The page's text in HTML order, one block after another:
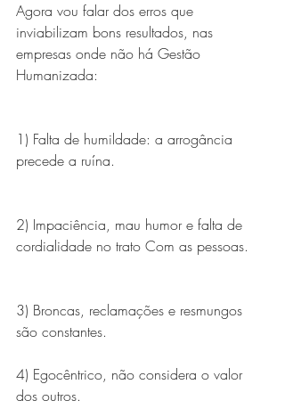
Agora vou falar dos erros que
inviabilizam bons resultados, nas
empresas onde não há Gestão
Humanizada:
1) Falta de humildade: a arrogância
precede a ruína.
2) Impaciência, mau humor e falta de
cordialidade no trato Com as pessoas.
3) Broncas, reclamações e resmungos
são constantes.
4) Egocêntrico, não considera o valor
dos outros.